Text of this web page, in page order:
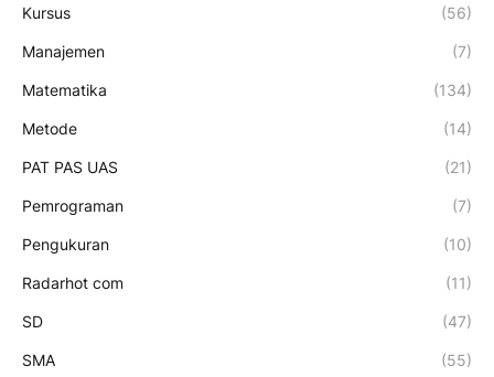
Kursus (56)
Manajemen (7)
Matematika (134)
Metode (14)
PAT PAS UAS (21)
Pemrograman (7)
Pengukuran (10)
Radarhot com (11)
SD (47)
SMA (55)